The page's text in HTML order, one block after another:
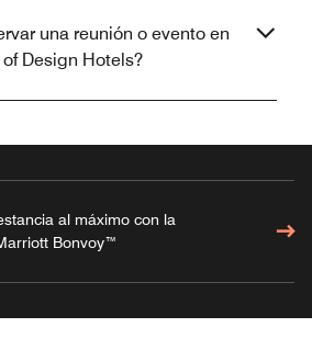
una reunión o evento en
Design Hotels?
al máximo con la
Bonvoy™